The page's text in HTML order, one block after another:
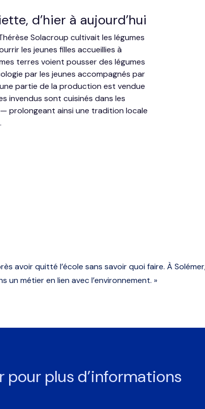
d’hier à aujourd’hui
Solacroup cultivait les légumes
les jeunes filles accueillies à
terres voient pousser des légumes
par les jeunes accompagnés par
partie de la production est vendue
invendus sont cuisinés dans les
prolongeant ainsi une tradition locale
avoir quitté l’école sans savoir quoi faire. À
un métier en lien avec l’environnement. »
pour plus d’informations